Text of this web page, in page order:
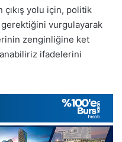
çıkış yolu için, politik
gerektiğini vurgulayarak
zenginliğine ket
ifadelerini